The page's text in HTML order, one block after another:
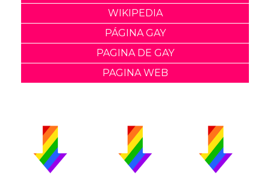
WIKIPEDIA
PÁGINA GAY
PAGINA DE GAY
PAGINA WEB